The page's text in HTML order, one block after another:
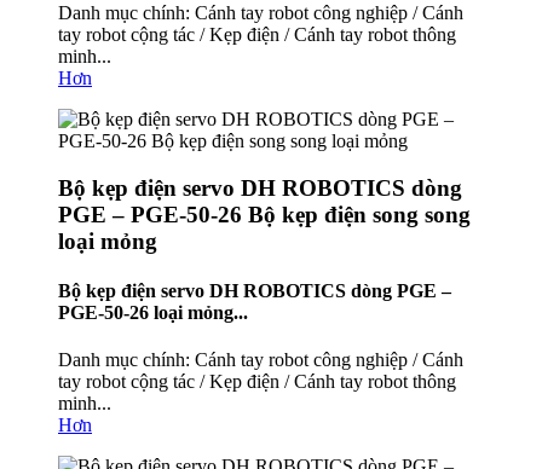
Danh mục chính: Cánh tay robot công nghiệp / Cánh
tay robot cộng tác / Kẹp điện / Cánh tay robot thông
minh...
Hơn
Bộ kẹp điện servo DH ROBOTICS dòng
PGE – PGE-50-26 Bộ kẹp điện song song
loại mỏng
Bộ kẹp điện servo DH ROBOTICS dòng PGE –
PGE-50-26 loại mỏng...
Danh mục chính: Cánh tay robot công nghiệp / Cánh
tay robot cộng tác / Kẹp điện / Cánh tay robot thông
minh...
Hơn